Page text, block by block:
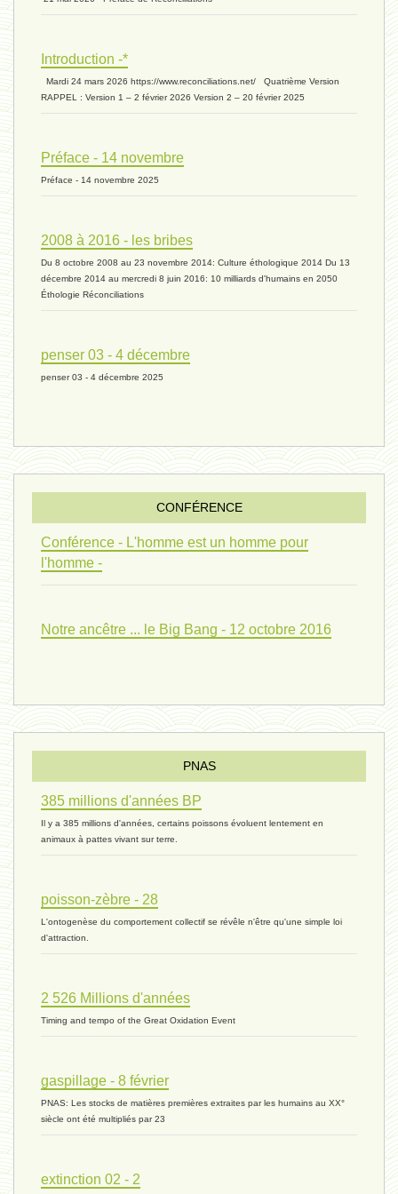
extinction 07 - 18 mai 2024
biomasse - 10 mai 2024*
univers 11 - 28 mars 2024*
penser 01 - 9 février 2024 *
univers 09 V4 - 26 janvier 2024 *
monogamie 03 - 21 novembre 2023 *
évolution 06 - 9 novembre 2023 *
vivant 07 - 22 octobre 2023 *
vivant 06 - 19 octobre 2023 *
Introduction -*
Mardi 24 mars 2026 https://www.reconciliations.net/ Quatrième Version
RAPPEL : Version 1 – 2 février 2026 Version 2 – 20 février 2025
Préface - 14 novembre
Préface - 14 novembre 2025
2008 à 2016 - les bribes
Du 8 octobre 2008 au 23 novembre 2014: Culture éthologique 2014 Du 13
décembre 2014 au mercredi 8 juin 2016: 10 milliards d'humains en 2050
Éthologie Réconciliations
penser 03 - 4 décembre
penser 03 - 4 décembre 2025
CONFÉRENCE
Conférence - L'homme est un homme pour
l'homme -
Notre ancêtre ... le Big Bang - 12 octobre 2016
PNAS
385 millions d'années BP
Il y a 385 millions d'années, certains poissons évoluent lentement en
animaux à pattes vivant sur terre.
poisson-zèbre - 28
L'ontogenèse du comportement collectif se révêle n'être qu'une simple loi
d'attraction.
2 526 Millions d'années
Timing and tempo of the Great Oxidation Event
gaspillage - 8 février
PNAS: Les stocks de matières premières extraites par les humains au XX°
siècle ont été multipliés par 23
extinction 02 - 2